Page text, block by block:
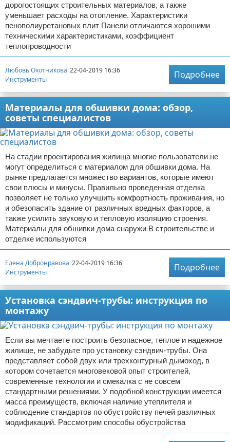
дорогостоящих строительных материалов, а также
уменьшает расходы на отопление. Характеристики
пенополиуретановых плит Панели отличаются хорошими
техническими характеристиками, коэффициент
теплопроводности
Любовь Охотникова 22-04-2019 16:36
Инструменты
Подробнее
Материалы для обшивки дома: обзор,
советы специалистов
На стадии проектирования жилища многие пользователи не
могут определиться с материалом для обшивки дома. На
рынке предлагается множество вариантов, которые имеют
свои плюсы и минусы. Правильно проведенная отделка
позволяет не только улучшить комфортность проживания, но
и обезопасить здание от различных вредных факторов, а
также усилить звуковую и тепловую изоляцию строения.
Материалы для обшивки дома снаружи В строительстве и
отделке используются
Елена Добронравова 22-04-2019 16:36
Инструменты
Подробнее
Установка сэндвич-трубы: инструкция по
монтажу
Если вы мечтаете построить безопасное, теплое и надежное
жилище, не забудьте про установку сэндвич-трубы. Она
представляет собой двух или трехконтурный дымоход, в
котором сочетается многовековой опыт строителей,
современные технологии и смекалка с не совсем
стандартными решениями. У подобной конструкции имеется
масса преимуществ, включая наличие утеплителя и
соблюдение стандартов по обустройству печей различных
модификаций. Рассмотрим способы обустройства